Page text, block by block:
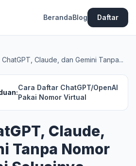
BerandaBlog Daftar
Claude, dan Gemini Tanpa...
Cara Daftar ChatGPT/OpenAI
Pakai Nomor Virtual
Claude,
Tanpa Nomor